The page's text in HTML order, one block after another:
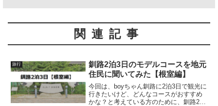
関連記事
旅行
釧路2泊3日のモデルコースを地元
住民に聞いてみた【根室編】
今回は、boyちゃん釧路に2泊3日で観光に
行きたいけど、どんなコースがおすすめ
かな？と考えている方のために、釧路2泊